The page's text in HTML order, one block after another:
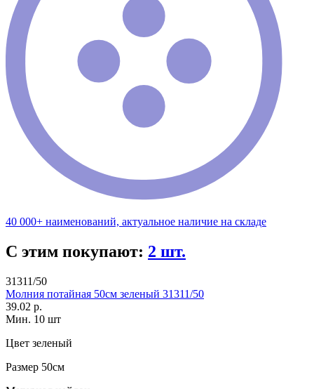
40 000+ наименований, актуальное наличие на складе
С этим покупают: 2 шт.
31311/50
Молния потайная 50см зеленый 31311/50
39.02 р.
Мин. 10 шт
Цвет зеленый
Размер 50см